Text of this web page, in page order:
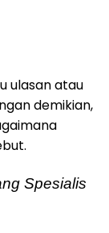
ulasan atau
demikian,
Spesialis